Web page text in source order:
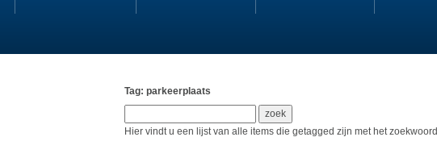
Tag: parkeerplaats
Hier vindt u een lijst van alle items die getagged zijn met het zoekwoord